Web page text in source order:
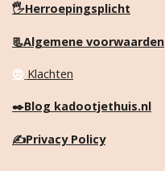
🖐️Herroepingsplicht
📃Algemene voorwaarden
😠 Klachten
✒️Blog kadootjethuis.nl
✍️Privacy Policy